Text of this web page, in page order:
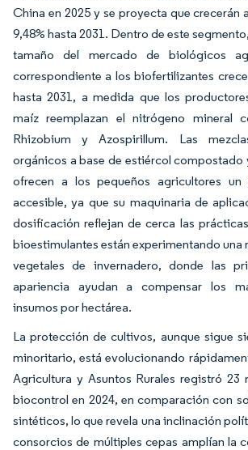
China en 2025 y se proyecta que crecerán
9,48% hasta 2031. Dentro de este
tamaño del mercado de biológicos
correspondiente a los biofertilizantes
hasta 2031, a medida que los
maíz reemplazan el nitrógeno mineral
Rhizobium y Azospirillum. Las
orgánicos a base de estiércol compostado
ofrecen a los pequeños agricultores
accesible, ya que su maquinaria de
dosificación reflejan de cerca las
bioestimulantes están experimentando una
vegetales de invernadero, donde las
apariencia ayudan a compensar los
insumos por hectárea.
La protección de cultivos, aunque sigue
minoritario, está evolucionando
Agricultura y Asuntos Rurales registró 23
biocontrol en 2024, en comparación con
sintéticos, lo que revela una inclinación
consorcios de múltiples cepas amplían la